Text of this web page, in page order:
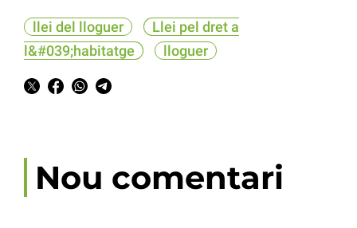
llei del lloguer
Llei pel dret a
l&#039;habitatge
lloguer
Nou comentari